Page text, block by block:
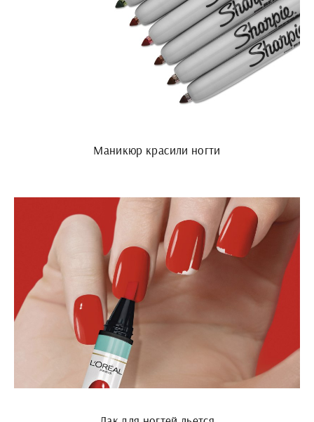
Маникюр красили ногти